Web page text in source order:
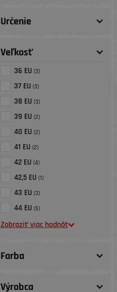
Určenie
Veľkosť
36 EU (3)
37 EU (3)
38 EU (3)
39 EU (2)
40 EU (2)
41 EU (2)
42 EU (4)
42,5 EU (1)
43 EU (3)
44 EU (5)
Zobraziť viac hodnôt
Farba
Výrobca